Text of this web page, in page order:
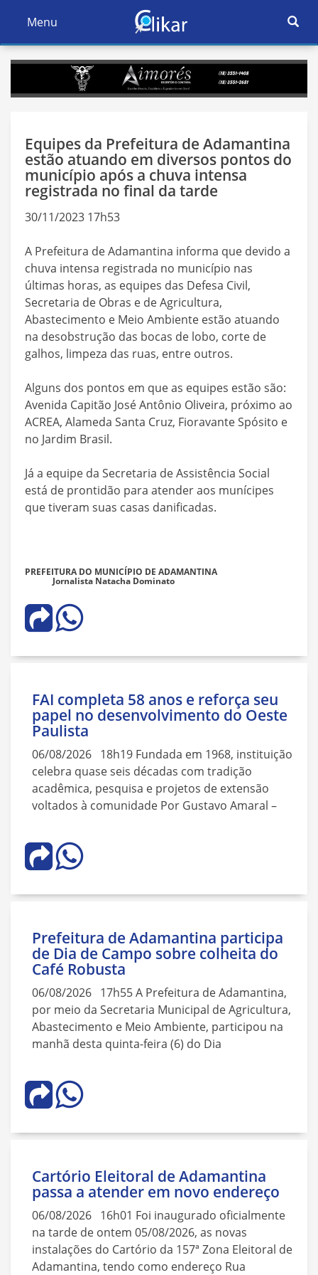
Ativar
Navegação
Menu
Ativar
Equipes da Prefeitura de Adamantina
estão atuando em diversos pontos do
município após a chuva intensa
registrada no final da tarde
30/11/2023 17h53
A Prefeitura de Adamantina informa que devido a
chuva intensa registrada no município nas
últimas horas, as equipes das Defesa Civil,
Secretaria de Obras e de Agricultura,
Abastecimento e Meio Ambiente estão atuando
na desobstrução das bocas de lobo, corte de
galhos, limpeza das ruas, entre outros.
Alguns dos pontos em que as equipes estão são:
Avenida Capitão José Antônio Oliveira, próximo ao
ACREA, Alameda Santa Cruz, Fioravante Spósito e
no Jardim Brasil.
Já a equipe da Secretaria de Assistência Social
está de prontidão para atender aos munícipes
que tiveram suas casas danificadas.
PREFEITURA DO MUNICÍPIO DE ADAMANTINA
Jornalista Natacha Dominato
FAI completa 58 anos e reforça seu
papel no desenvolvimento do Oeste
Paulista
06/08/2026 18h19 Fundada em 1968, instituição
celebra quase seis décadas com tradição
acadêmica, pesquisa e projetos de extensão
voltados à comunidade Por Gustavo Amaral –
Prefeitura de Adamantina participa
de Dia de Campo sobre colheita do
Café Robusta
06/08/2026 17h55 A Prefeitura de Adamantina,
por meio da Secretaria Municipal de Agricultura,
Abastecimento e Meio Ambiente, participou na
manhã desta quinta-feira (6) do Dia
Cartório Eleitoral de Adamantina
passa a atender em novo endereço
06/08/2026 16h01 Foi inaugurado oficialmente
na tarde de ontem 05/08/2026, as novas
instalações do Cartório da 157ª Zona Eleitoral de
Adamantina, tendo como endereço Rua